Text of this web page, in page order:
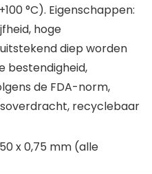
°C). Eigenschappen:
hoge
diep worden
bestendigheid,
de FDA-norm,
recyclebaar
x 0,75 mm (alle